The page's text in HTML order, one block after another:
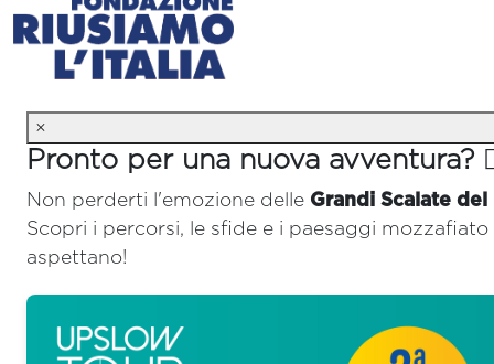
×
Pronto per una nuova avventura?
Non perderti l'emozione delle Grandi Scalate
Scopri i percorsi, le sfide e i paesaggi mozzafiato
aspettano!